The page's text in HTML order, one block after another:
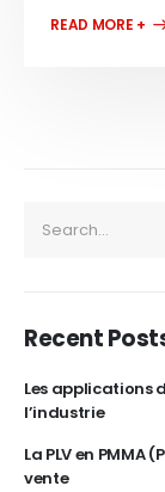
READ MORE +
Recent
Les applications
l’industrie
La PLV en
vente